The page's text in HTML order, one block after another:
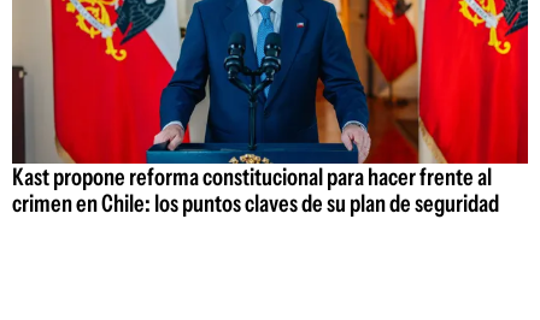
Kast propone reforma constitucional para hacer frente al
crimen en Chile: los puntos claves de su plan de seguridad